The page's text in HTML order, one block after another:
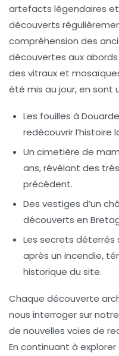
artefacts légendaires
découverts
compréhension des
découvertes aux
des vitrauxet
été mis au jour, en sont
Les fouilles à
redécouvrir l’histoire
Un cimetière de
ans, révélant des
précédent.
Des vestiges d’un
découverts en
Les secrets déterrés
après un incendie,
historique du site.
Chaque découverte
nous interroger sur
de nouvelles voies de
En continuant à